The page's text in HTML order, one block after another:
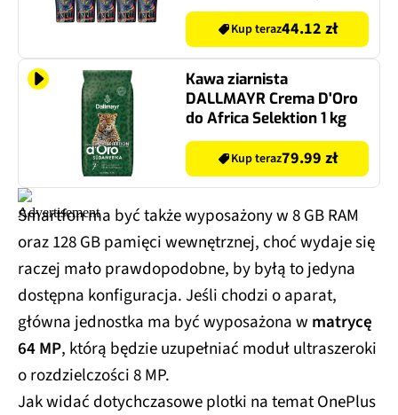
10 x 85 g
Kup teraz44.12 zł
Kawa ziarnista
DALLMAYR Crema D'Oro
do Africa Selektion 1 kg
Kup teraz79.99 zł
Smartfon ma być także wyposażony w 8 GB RAM
oraz 128 GB pamięci wewnętrznej, choć wydaje się
raczej mało prawdopodobne, by byłą to jedyna
dostępna konfiguracja. Jeśli chodzi o aparat,
główna jednostka ma być wyposażona w matrycę
64 MP, którą będzie uzupełniać moduł ultraszeroki
o rozdzielczości 8 MP.
Jak widać dotychczasowe plotki na temat OnePlus